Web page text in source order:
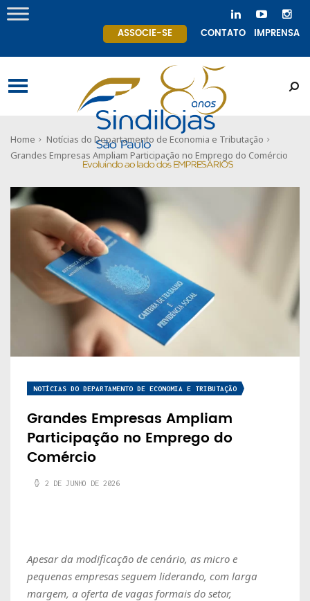
ASSOCIE-SE CONTATO IMPRENSA
Home
Notícias do Departamento de Economia e Tributação
Grandes Empresas Ampliam Participação no Emprego do Comércio
NOTÍCIAS DO DEPARTAMENTO DE ECONOMIA E TRIBUTAÇÃO
Grandes Empresas Ampliam
Participação no Emprego do
Comércio
2 DE JUNHO DE 2026
Apesar da modificação de cenário, as micro e
pequenas empresas seguem liderando, com larga
margem, a oferta de vagas formais do setor,